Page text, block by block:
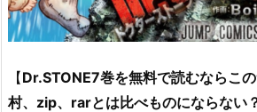
【Dr.STONE7巻を無料で読むならこ
村、zip、rarとは比べものにならない